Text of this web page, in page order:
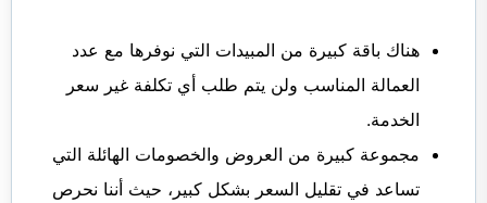
هناك باقة كبيرة من المبيدات التي نوفرها مع عدد
العمالة المناسب ولن يتم طلب أي تكلفة غير سعر
الخدمة.
مجموعة كبيرة من العروض والخصومات الهائلة التي
تساعد في تقليل السعر بشكل كبير، حيث أننا نحرص